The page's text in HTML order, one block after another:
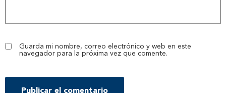
Guarda mi nombre, correo electrónico y web en este
navegador para la próxima vez que comente.